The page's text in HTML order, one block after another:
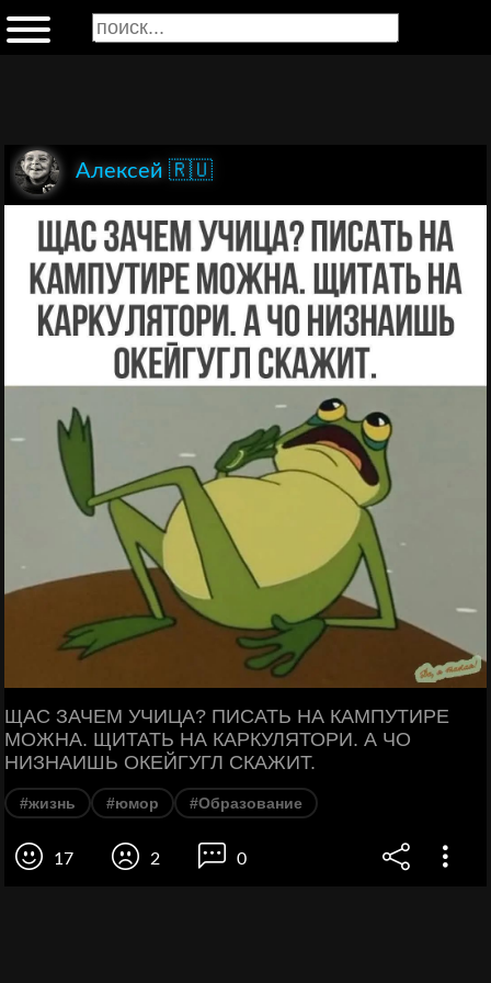
Алексей 🇷🇺
ЩАС ЗАЧЕМ УЧИЦА? ПИСАТЬ НА КАМПУТИРЕ
МОЖНА. ЩИТАТЬ НА КАРКУЛЯТОРИ. А ЧО
НИЗНАИШЬ ОКЕЙГУГЛ СКАЖИТ.
#жизнь #юмор #Образование
17 2 0